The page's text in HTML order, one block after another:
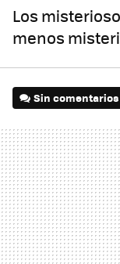
Los
menos
Sin comentarios